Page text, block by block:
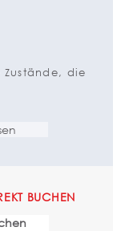
Zustände, die
BUCHEN